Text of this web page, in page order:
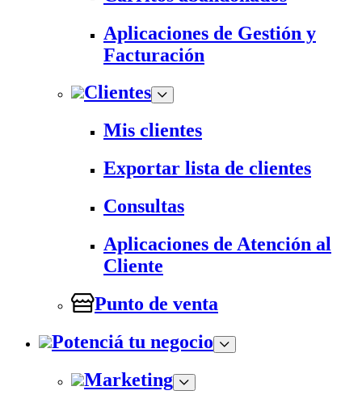
Aplicaciones de Gestión y
Facturación
Clientes
Mis clientes
Exportar lista de clientes
Consultas
Aplicaciones de Atención al
Cliente
Punto de venta
Potenciá tu negocio
Marketing